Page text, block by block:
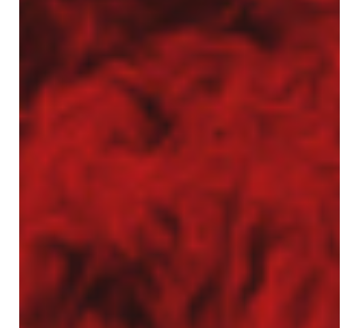
Pale VDW
Zabezpieczenia wykopów
Kotwy gruntowe
Mury oporowe – trwała stabilizacja skarp i
nasypów
Palisady – stabilizacja wykopów w
trudnych warunkach gruntowych
Ścianki szczelne
Ściany berlińskie
Zabezpieczenie skarp i zboczy
Dreny